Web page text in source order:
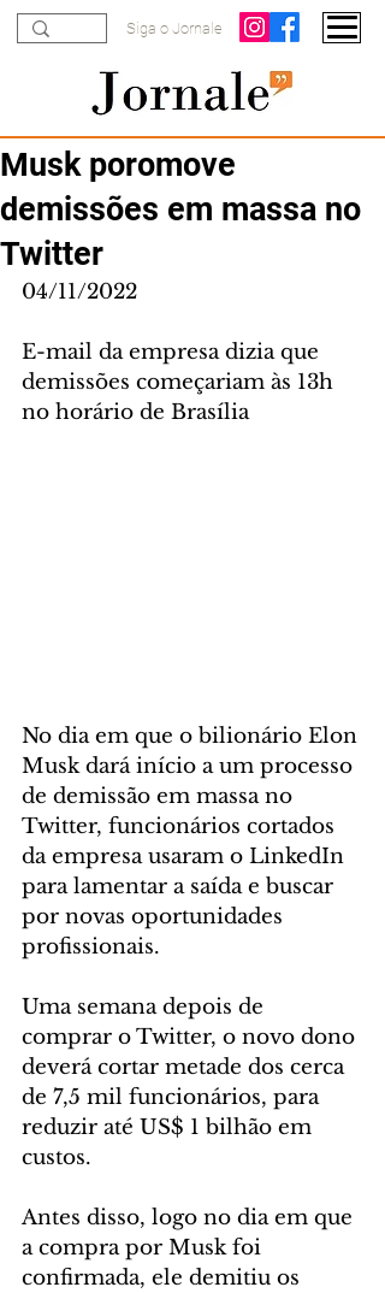
Siga o Jornale
Musk poromove
demissões em massa no
Twitter
04/11/2022
E-mail da empresa dizia que
demissões começariam às 13h
no horário de Brasília
No dia em que o bilionário Elon
Musk dará início a um processo
de demissão em massa no
Twitter, funcionários cortados
da empresa usaram o LinkedIn
para lamentar a saída e buscar
por novas oportunidades
profissionais.
Uma semana depois de
comprar o Twitter, o novo dono
deverá cortar metade dos cerca
de 7,5 mil funcionários, para
reduzir até US$ 1 bilhão em
custos.
Antes disso, logo no dia em que
a compra por Musk foi
confirmada, ele demitiu os